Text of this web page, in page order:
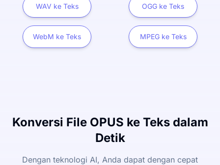
WAV ke Teks OGG ke Teks
WebM ke Teks MPEG ke Teks
Konversi File OPUS ke Teks dalam
Detik
Dengan teknologi AI, Anda dapat dengan cepat